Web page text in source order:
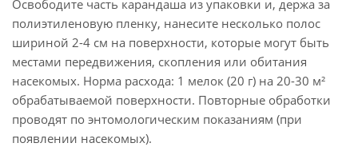
Освободите часть карандаша из упаковки и, держа за
полиэтиленовую пленку, нанесите несколько полос
шириной 2-4 см на поверхности, которые могут быть
местами передвижения, скопления или обитания
насекомых. Норма расхода: 1 мелок (20 г) на 20-30 м²
обрабатываемой поверхности. Повторные обработки
проводят по энтомологическим показаниям (при
появлении насекомых).